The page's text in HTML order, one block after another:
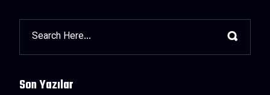
Son Yazılar